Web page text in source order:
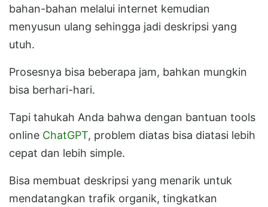
bahan-bahan melalui internet kemudian
menyusun ulang sehingga jadi deskripsi yang
utuh.
Prosesnya bisa beberapa jam, bahkan mungkin
bisa berhari-hari.
Tapi tahukah Anda bahwa dengan bantuan tools
online ChatGPT, problem diatas bisa diatasi lebih
cepat dan lebih simple.
Bisa membuat deskripsi yang menarik untuk
mendatangkan trafik organik, tingkatkan